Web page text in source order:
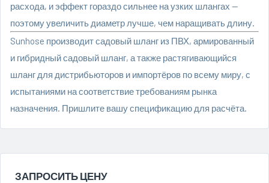
расхода, и эффект гораздо сильнее на узких шлангах —
поэтому увеличить диаметр лучше, чем наращивать длину.
Sunhose производитсадовый шланг из ПВХ, армированный
и гибридный садовый шланг, а также растягивающийся
шланг для дистрибьюторов и импортёров по всему миру, с
испытаниями на соответствие требованиям рынка
назначения. Пришлите вашу спецификацию для расчёта.
ЗАПРОСИТЬ ЦЕНУ